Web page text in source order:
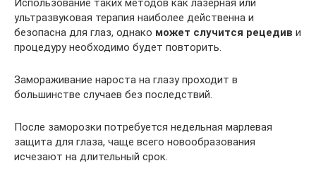
Использование таких методов как лазерная или
ультразвуковая терапия наиболее действенна и
безопасна для глаз, однако может случится рецедив и
процедуру необходимо будет повторить.
Замораживание нароста на глазу проходит в
большинстве случаев без последствий.
После заморозки потребуется недельная марлевая
защита для глаза, чаще всего новообразования
исчезают на длительный срок.